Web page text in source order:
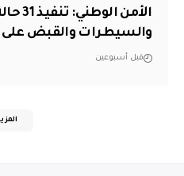
الأمن
والسيطرات والقبض على 29 مطلوباً
قبل أسبوعين